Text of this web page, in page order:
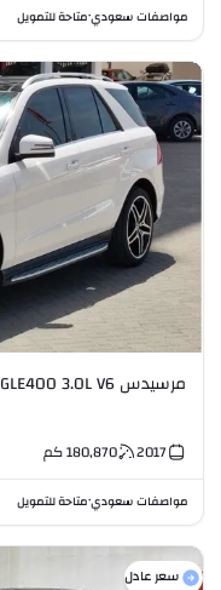
مواصفات سعودي•متاحة للتمويل
مرسيدس GLE400 3.0L V6
2017
180,870كم
مواصفات سعودي•متاحة للتمويل
سعر عادل